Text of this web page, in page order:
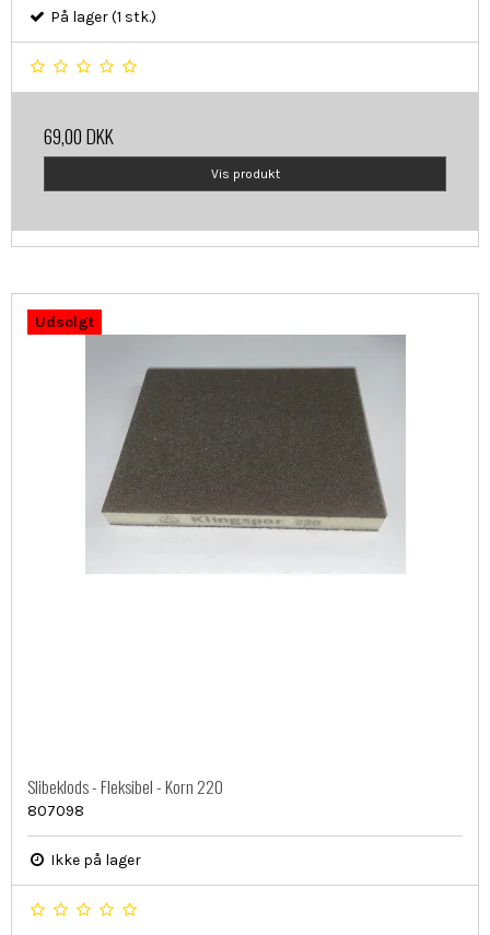
På lager (1 stk.)
69,00 DKK
Vis produkt
Udsolgt
Slibeklods - Fleksibel - Korn 220
807098
Ikke på lager